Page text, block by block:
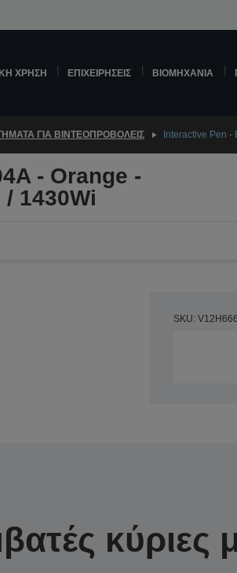
ΧΡΉΣΗ ΕΠΙΧΕΙΡΉΣΕΙΣ ΒΙΟΜΗΧΑΝΊΑ
ΓΙΑ ΒΙΝΤΕΟΠΡΟΒΟΛΕΊΣ Interactive Pen
- Orange -
1430Wi
SKU:
κύριες